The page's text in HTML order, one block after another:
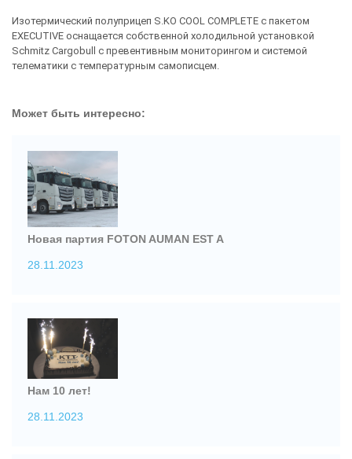
Изотермический полуприцеп S.KO COOL COMPLETE с пакетом
EXECUTIVE оснащается собственной холодильной установкой
Schmitz Cargobull с превентивным мониторингом и системой
телематики с температурным самописцем.
Может быть интересно:
Новая партия FOTON AUMAN EST A
28.11.2023
Нам 10 лет!
28.11.2023